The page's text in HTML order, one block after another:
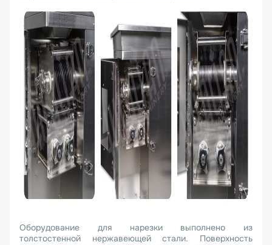
Оборудование для нарезки выполнено из
толстостенной нержавеющей стали. Поверхность